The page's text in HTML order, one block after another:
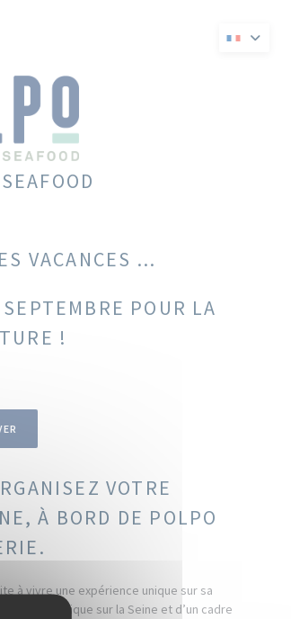
VACANCES ...
POUR LA
!
VOTRE
À BORD DE POLPO
à vivre une expérience unique sur sa
panoramique sur la Seine et d’un cadre